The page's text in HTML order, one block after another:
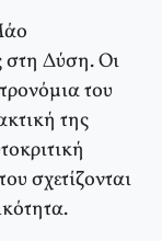
στη Δύση. Οι
του
της
σχετίζονται